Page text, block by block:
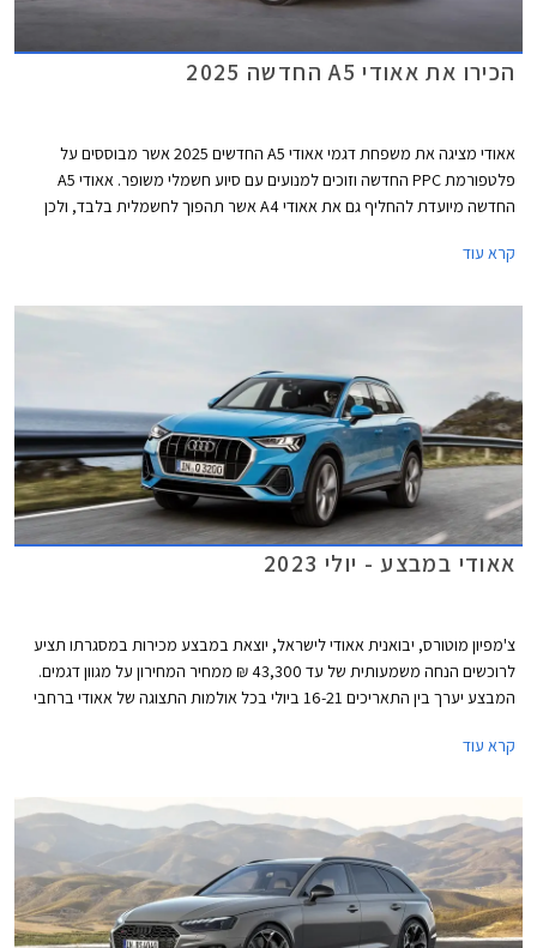
הכירו את אאודי A5 החדשה 2025
אאודי מציגה את משפחת דגמי אאודי A5 החדשים 2025 אשר מבוססים על
פלטפורמת PPC החדשה וזוכים למנועים עם סיוע חשמלי משופר. אאודי A5
החדשה מיועדת להחליף גם את אאודי A4 אשר תהפוך לחשמלית בלבד, ולכן
ישווק לראשונה בתצורת אוונט (סטיישן) וסדאן שהינה למעשה דומה יותר לגרסת
הקופה והקבריולט יוצגו בהמשך בשם שונה בדומה למהלך שמרצדס ביצעה עם
קרא עוד
אאודי במבצע - יולי 2023
צ'מפיון מוטורס, יבואנית אאודי לישראל, יוצאת במבצע מכירות במסגרתו תציע
לרוכשים הנחה משמעותית של עד 43,300 ₪ ממחיר המחירון על מגוון דגמים.
המבצע יערך בין התאריכים 16-21 ביולי בכל אולמות התצוגה של אאודי ברחבי
קרא עוד